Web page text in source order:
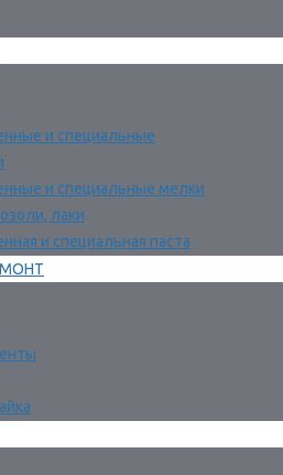
и специальные
и специальные мелки
лаки
и специальная паста